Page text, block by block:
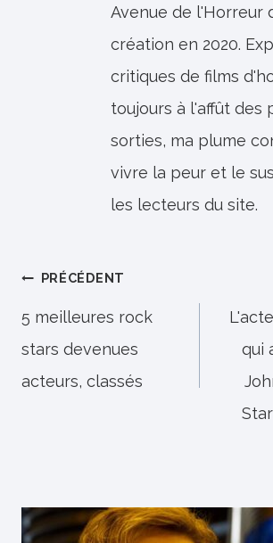
Avenue de l'Horreur
création en 2020.
critiques de films
toujours à l'affût des
sorties, ma plume
vivre la peur et le
les lecteurs du site.
Navigation
de
l’article
PRÉCÉDENT
5 meilleures rock
stars devenues
acteurs, classés
qui